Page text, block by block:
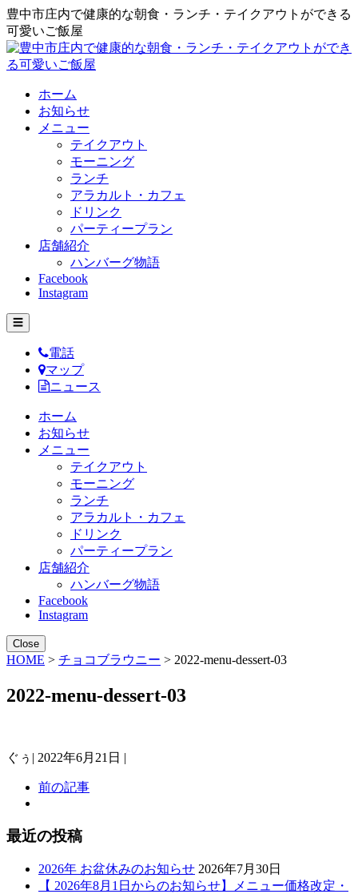
豊中市庄内で健康的な朝食・ランチ・テイクアウトができる
可愛いご飯屋
ホーム
お知らせ
メニュー
テイクアウト
モーニング
ランチ
アラカルト・カフェ
ドリンク
パーティープラン
店舗紹介
ハンバーグ物語
Facebook
Instagram
☰
電話
マップ
ニュース
ホーム
お知らせ
メニュー
テイクアウト
モーニング
ランチ
アラカルト・カフェ
ドリンク
パーティープラン
店舗紹介
ハンバーグ物語
Facebook
Instagram
Close
HOME > チョコブラウニー > 2022-menu-dessert-03
2022-menu-dessert-03
ぐぅ | 2022年6月21日 |
前の記事
最近の投稿
2026年 お盆休みのお知らせ 2026年7月30日
【 2026年8月1日からのお知らせ】メニュー価格改定・